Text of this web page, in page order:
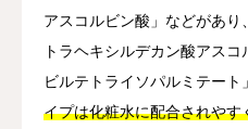
アスコルビン酸」などがあ
トラヘキシルデカン酸アス
ビルテトライソパルミテート
イプは化粧水に配合されや